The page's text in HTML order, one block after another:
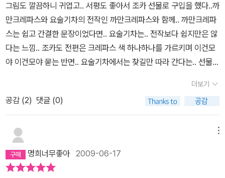
그림도 깔끔하니 귀엽고.. 서평도 좋아서 조카 선물로 구입을 했다..까
만크레파스와 요술기차의 전작인 까만크레파스와 함께.. 까만크레파
스는 쉽고 간결한 문장이었다면.. 요술기차는.. 전작보다 쉽지만은 않
다는 느낌.. 조카도 전편은 크레파스 색 하나하나를 가르키며 이건모
야 이건모야 묻는 반면.. 요술기차에서는 찾길만 따라 간다는.. 선물로
더보기
공감 (2) 댓글 (0)
명희너무좋아2009-06-17